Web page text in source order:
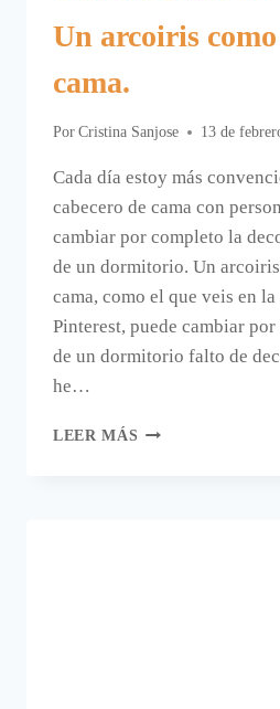
Un arcoiris como
cama.
Por Cristina Sanjose 13 de
Cada día estoy más
cabecero de cama con
cambiar por completo la
de un dormitorio. Un
cama, como el que veis en
Pinterest, puede cambiar
de un dormitorio falto de
he…
LEER MÁS UN